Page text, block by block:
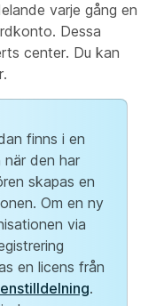
varje gång en
Dessa
center. Du kan
finns i en
den har
skapas en
Om en ny
via
en licens från
.